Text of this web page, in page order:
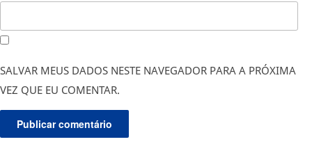
SALVAR MEUS DADOS NESTE NAVEGADOR PARA A PRÓXIMA
VEZ QUE EU COMENTAR.